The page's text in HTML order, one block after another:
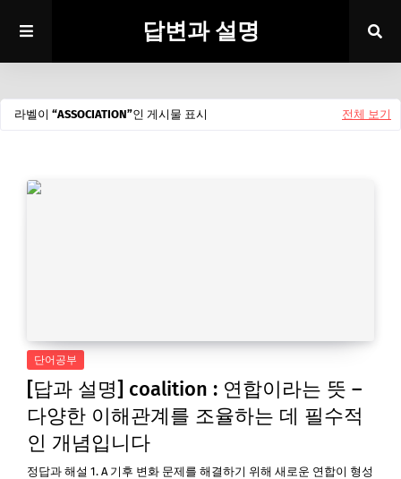
답변과 설명
라벨이 ASSOCIATION 인 게시물 표시 전체 보기
단어공부
[답과 설명] coalition : 연합이라는 뜻 –
다양한 이해관계를 조율하는 데 필수적
인 개념입니다
정답과 해설 1. A 기후 변화 문제를 해결하기 위해 새로운 연합이 형성